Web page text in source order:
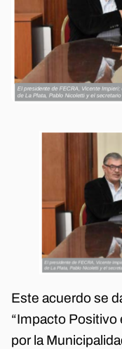
Este acuerdo se
“Impacto Positivo
por la